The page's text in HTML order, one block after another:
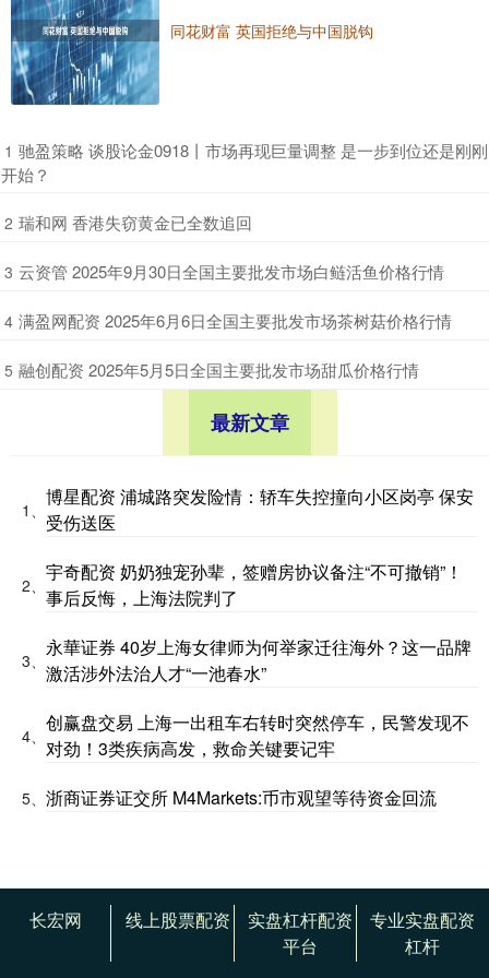
同花财富 英国拒绝与中国脱钩
1 ​驰盈策略 谈股论金0918丨市场再现巨量调整 是一步到位还是刚刚
开始？
2 ​瑞和网 香港失窃黄金已全数追回
3 ​云资管 2025年9月30日全国主要批发市场白鲢活鱼价格行情
4 ​满盈网配资 2025年6月6日全国主要批发市场茶树菇价格行情
5 ​融创配资 2025年5月5日全国主要批发市场甜瓜价格行情
最新文章
1、
博星配资 浦城路突发险情：轿车失控撞向小区岗亭 保安
受伤送医
2、
宇奇配资 奶奶独宠孙辈，签赠房协议备注“不可撤销”！
事后反悔，上海法院判了
3、
永華证券 40岁上海女律师为何举家迁往海外？这一品牌
激活涉外法治人才“一池春水”
4、
创赢盘交易 上海一出租车右转时突然停车，民警发现不
对劲！3类疾病高发，救命关键要记牢
5、 浙商证券证交所 M4Markets:币市观望等待资金回流
长宏网 线上股票配资
实盘杠杆配资
平台
专业实盘配资
杠杆